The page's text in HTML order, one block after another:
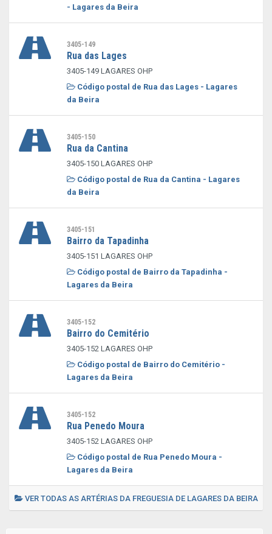
- Lagares da Beira
3405-149
Rua das Lages
3405-149 LAGARES OHP
Código postal de Rua das Lages - Lagares
da Beira
3405-150
Rua da Cantina
3405-150 LAGARES OHP
Código postal de Rua da Cantina - Lagares
da Beira
3405-151
Bairro da Tapadinha
3405-151 LAGARES OHP
Código postal de Bairro da Tapadinha -
Lagares da Beira
3405-152
Bairro do Cemitério
3405-152 LAGARES OHP
Código postal de Bairro do Cemitério -
Lagares da Beira
3405-152
Rua Penedo Moura
3405-152 LAGARES OHP
Código postal de Rua Penedo Moura -
Lagares da Beira
VER TODAS AS ARTÉRIAS DA FREGUESIA DE LAGARES DA BEIRA